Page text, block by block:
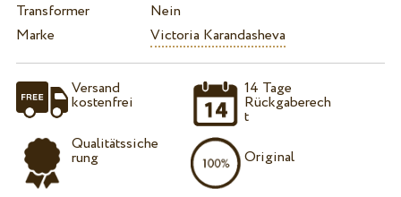
Transformer
Nein
Marke
Victoria Karandasheva
Versand
kostenfrei
Qualitätssiche
rung
14 Tage
Rückgaberech
t
Original